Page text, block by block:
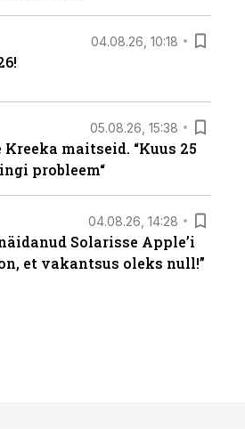
04.08.26, 10:18
05.08.26, 15:38
maitseid. “Kuus 25
probleem“
04.08.26, 14:28
Solarisse Apple’i
et vakantsus oleks null!”